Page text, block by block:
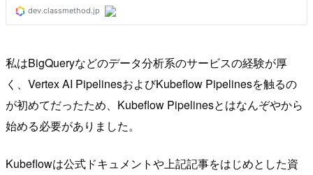
私はBigQueryなどのデータ分析系のサービスの経験が厚
く、Vertex AI PipelinesおよびKubeflow Pipelinesを触るの
が初めてだったため、Kubeflow Pipelinesとはなんぞやから
始める必要がありました。
Kubeflowは公式ドキュメントや上記記事をはじめとした資